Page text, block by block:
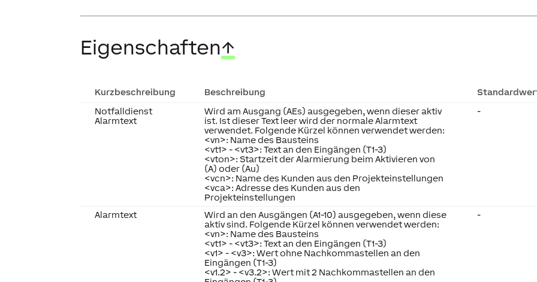
Eigenschaften↑
Kurzbeschreibung Beschreibung
Notfalldienst
Alarmtext
Wird am Ausgang (AEs) ausgegeben, wenn dieser aktiv
ist. Ist dieser Text leer wird der normale Alarmtext
verwendet. Folgende Kürzel können verwendet werden:
<vn>: Name des Bausteins
<vt1> - <vt3>: Text an den Eingängen (T1-3)
<vton>: Startzeit der Alarmierung beim Aktivieren von
(A) oder (Au)
<vcn>: Name des Kunden aus den Projekteinstellungen
<vca>: Adresse des Kunden aus den
Projekteinstellungen
-
Alarmtext
Wird an den Ausgängen (A1-10) ausgegeben, wenn diese
aktiv sind. Folgende Kürzel können verwendet werden:
<vn>: Name des Bausteins
<vt1> - <vt3>: Text an den Eingängen (T1-3)
<v1> - <v3>: Wert ohne Nachkommastellen an den
Eingängen (T1-3)
<v1.2> - <v3.2>: Wert mit 2 Nachkommastellen an den
-